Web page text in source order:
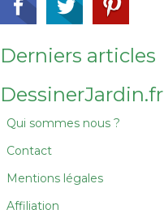
Derniers articles
DessinerJardin.fr
Qui sommes nous ?
Contact
Mentions légales
Affiliation